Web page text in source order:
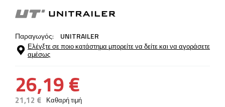
Παραγωγός: UNITRAILER
Ελέγξτε σε ποιο κατάστημα μπορείτε να δείτε και να αγοράσετε
αμέσως
26,19 €
21,12 € Καθαρή τιμή